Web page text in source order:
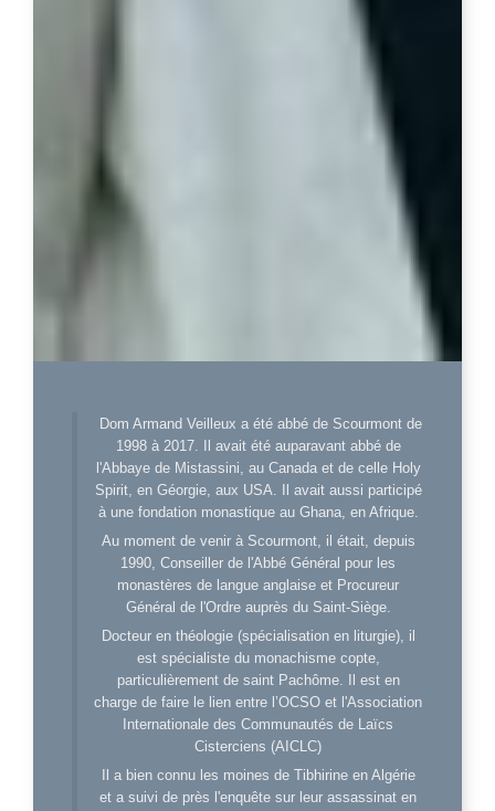
Dom Armand Veilleux a été abbé de Scourmont de
1998 à 2017. Il avait été auparavant abbé de
l'Abbaye de Mistassini, au Canada et de celle Holy
Spirit, en Géorgie, aux USA. Il avait aussi participé
à une fondation monastique au Ghana, en Afrique.
Au moment de venir à Scourmont, il était, depuis
1990, Conseiller de l'Abbé Général pour les
monastères de langue anglaise et Procureur
Général de l'Ordre auprès du Saint-Siège.
Docteur en théologie (spécialisation en liturgie), il
est spécialiste du monachisme copte,
particulièrement de saint Pachôme. Il est en
charge de faire le lien entre l’OCSO et l'Association
Internationale des Communautés de Laïcs
Cisterciens (AICLC)
Il a bien connu les moines de Tibhirine en Algérie
et a suivi de près l'enquête sur leur assassinat en